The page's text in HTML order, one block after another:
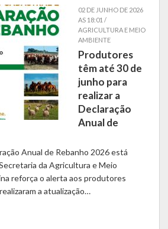
02 DE JUNHO DE 2026
AS 18:01 /
AGRICULTURA E MEIO
AMBIENTE
Produtores
têm até 30 de
junho para
realizar a
Declaração
Anual de
Anual de Rebanho 2026 está
da Agricultura e Meio
reforça o alerta aos produtores
a atualização…